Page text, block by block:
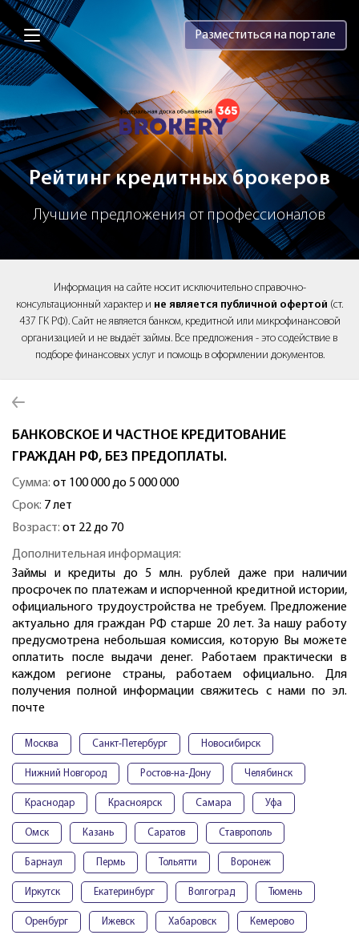
Brokery365 - Рейтинг кредитных
Разместиться на портале
Рейтинг кредитных брокеров
Лучшие предложения от профессионалов
Информация на сайте носит исключительно справочно-
консультационный характер и не является публичной офертой (ст.
437 ГК РФ). Сайт не является банком, кредитной или микрофинансовой
организацией и не выдаёт займы. Все предложения - это содействие в
подборе финансовых услуг и помощь в оформлении документов.
БАНКОВСКОЕ И ЧАСТНОЕ КРЕДИТОВАНИЕ
ГРАЖДАН РФ, БЕЗ ПРЕДОПЛАТЫ.
Сумма: от 100 000 до 5 000 000
Срок: 7 лет
Возраст: от 22 до 70
Дополнительная информация:
Займы и кредиты до 5 млн. рублей даже при наличии
просрочек по платежам и испорченной кредитной истории,
официального трудоустройства не требуем. Предложение
актуально для граждан РФ старше 20 лет. За нашу работу
предусмотрена небольшая комиссия, которую Вы можете
оплатить после выдачи денег. Работаем практически в
каждом регионе страны, работаем официально. Для
получения полной информации свяжитесь с нами по эл.
почте
Москва Санкт-Петербург Новосибирск
Нижний Новгород Ростов-на-Дону Челябинск
Краснодар Красноярск Самара Уфа
Омск Казань Саратов Ставрополь
Барнаул Пермь Тольятти Воронеж
Иркутск Екатеринбург Волгоград Тюмень
Оренбург Ижевск Хабаровск Кемерово